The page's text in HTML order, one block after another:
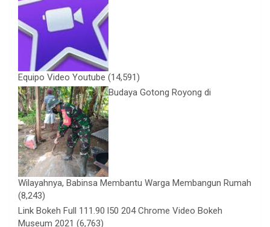
Equipo Video Youtube (14,591)
Budaya Gotong Royong di
Wilayahnya, Babinsa Membantu Warga Membangun Rumah
(8,243)
Link Bokeh Full 111.90 l50 204 Chrome Video Bokeh
Museum 2021 (6,763)